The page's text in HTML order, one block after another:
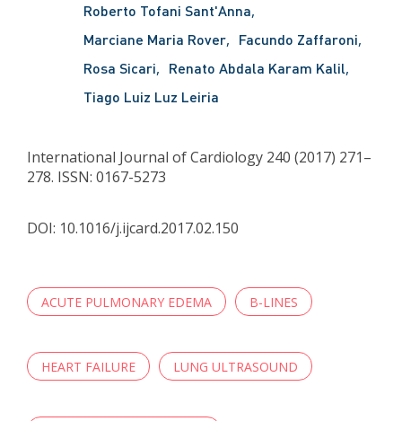
Roberto Tofani Sant'Anna
Marciane Maria Rover
Facundo Zaffaroni
Rosa Sicari
Renato Abdala Karam Kalil
Tiago Luiz Luz Leiria
International Journal of Cardiology 240 (2017) 271–
278. ISSN: 0167-5273
DOI: 10.1016/j.ijcard.2017.02.150
ACUTE PULMONARY EDEMA B-LINES
HEART FAILURE LUNG ULTRASOUND